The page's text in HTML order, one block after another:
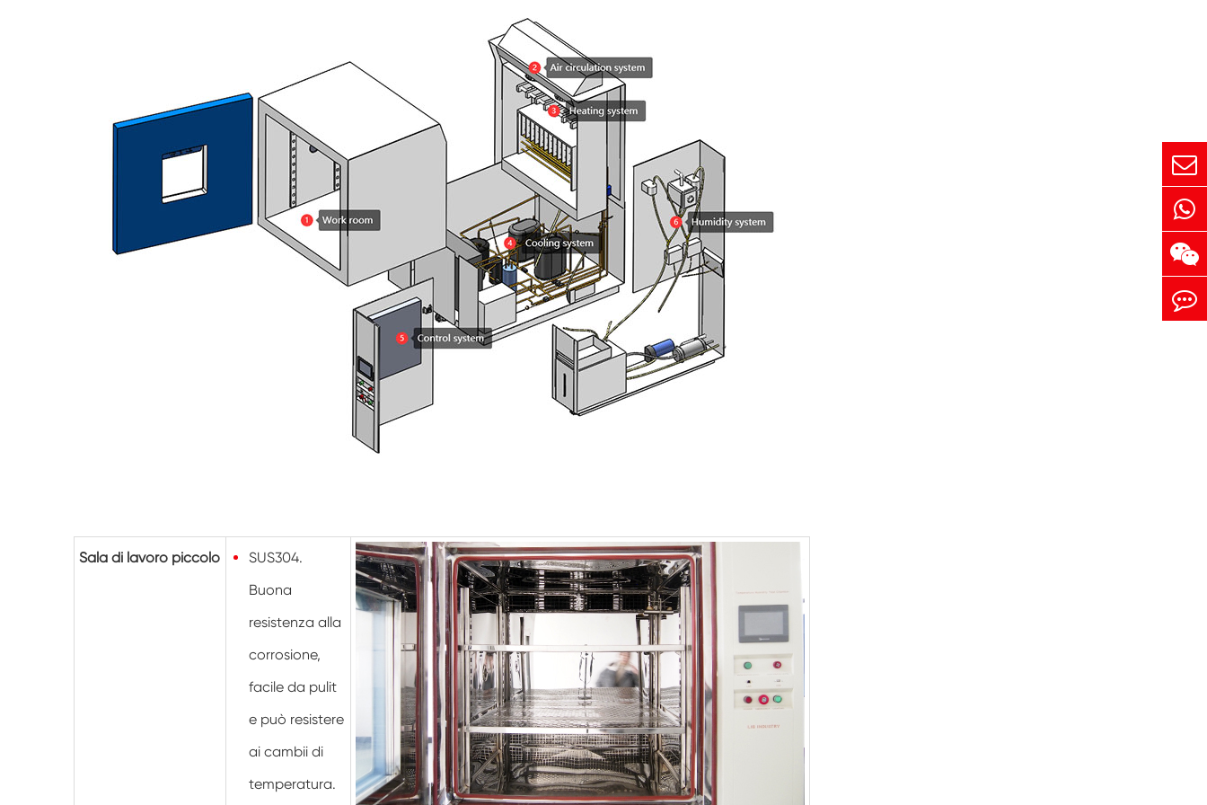
Camera di umidità Walk In
Camera di temperatura
Camera di umidità calda e fredda
Camera ambientale Reach-In
Camera antistress ambientale
Apparecchiatura di prova della durata di
conservazione accelerata
Camera di stabilità
Camera ambientale Sub-zero
Camera dell'agitatore di temperatura
Camera di prova del congelamento
dell'umidità
Camera climatica PV
Camera di prova di laboratorio
Camera di prova per moduli fotovoltaici
Camera di prova fotovoltaica
Camera ambientale fotovoltaica
Sala di lavoro piccolo
SUS304.
Buona
resistenza alla
corrosione,
facile da pulit
e può resistere
ai cambii di
temperatura.